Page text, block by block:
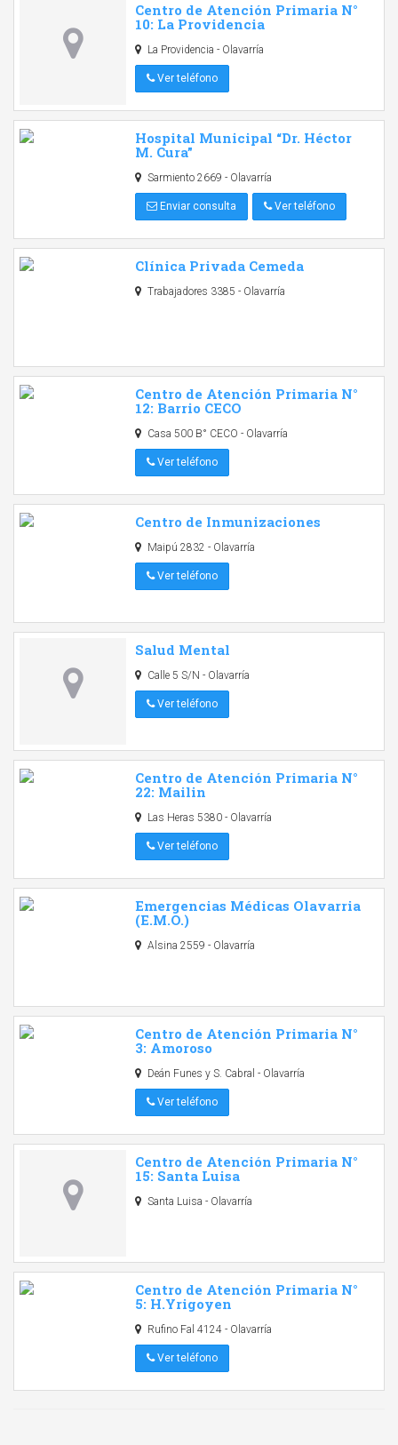
Centro de Atención Primaria N°
10: La Providencia
La Providencia - Olavarría
Ver teléfono
Hospital Municipal “Dr. Héctor
M. Cura”
Sarmiento 2669 - Olavarría
Enviar consulta Ver teléfono
Clínica Privada Cemeda
Trabajadores 3385 - Olavarría
Centro de Atención Primaria N°
12: Barrio CECO
Casa 500 B° CECO - Olavarría
Ver teléfono
Centro de Inmunizaciones
Maipú 2832 - Olavarría
Ver teléfono
Salud Mental
Calle 5 S/N - Olavarría
Ver teléfono
Centro de Atención Primaria N°
22: Mailin
Las Heras 5380 - Olavarría
Ver teléfono
Emergencias Médicas Olavarria
(E.M.O.)
Alsina 2559 - Olavarría
Centro de Atención Primaria N°
3: Amoroso
Deán Funes y S. Cabral - Olavarría
Ver teléfono
Centro de Atención Primaria N°
15: Santa Luisa
Santa Luisa - Olavarría
Centro de Atención Primaria N°
5: H.Yrigoyen
Rufino Fal 4124 - Olavarría
Ver teléfono